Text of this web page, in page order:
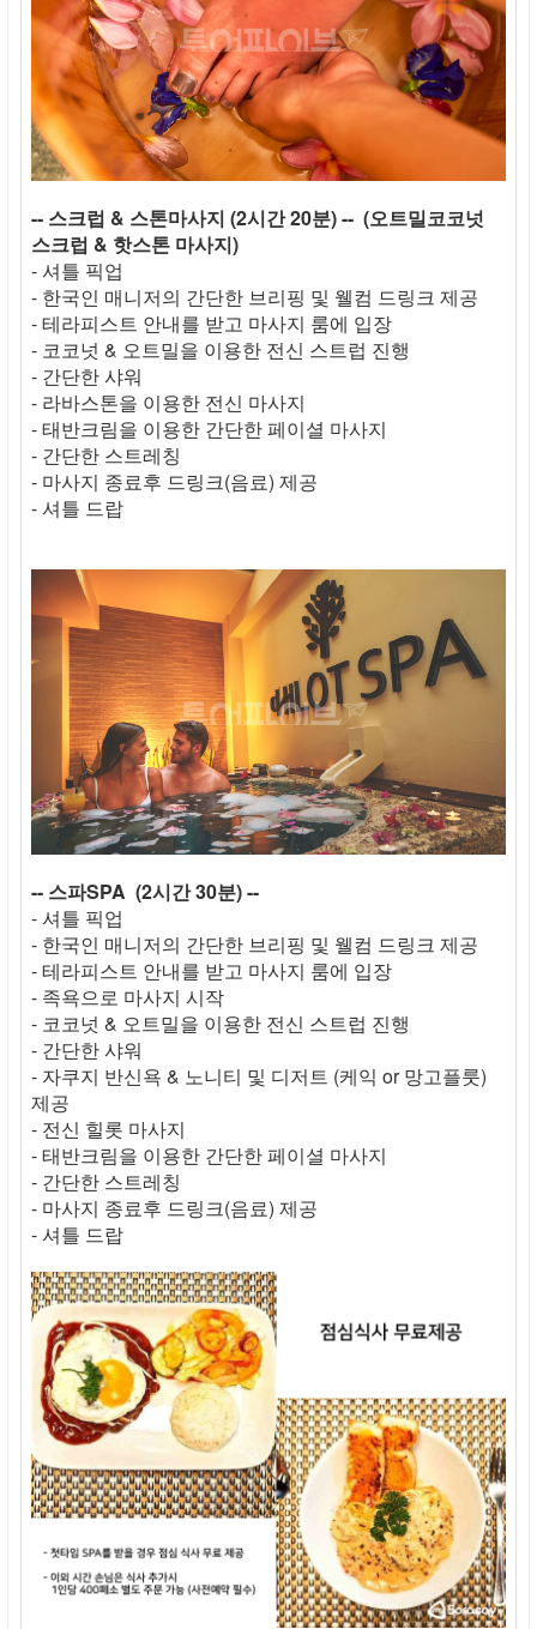
-- 스크럽 & 스톤마사지 (2시간 20분) -- (오트밀코코넛
스크럽 & 핫스톤 마사지)
- 셔틀 픽업
- 한국인 매니저의 간단한 브리핑 및 웰컴 드링크 제공
- 테라피스트 안내를 받고 마사지 룸에 입장
- 코코넛 & 오트밀을 이용한 전신 스트럽 진행
- 간단한 샤워
- 라바스톤을 이용한 전신 마사지
- 태반크림을 이용한 간단한 페이셜 마사지
- 간단한 스트레칭
- 마사지 종료후 드링크(음료) 제공
- 셔틀 드랍
-- 스파SPA (2시간 30분) --
- 셔틀 픽업
- 한국인 매니저의 간단한 브리핑 및 웰컴 드링크 제공
- 테라피스트 안내를 받고 마사지 룸에 입장
- 족욕으로 마사지 시작
- 코코넛 & 오트밀을 이용한 전신 스트럽 진행
- 간단한 샤워
- 자쿠지 반신욕 & 노니티 및 디저트 (케익 or 망고플룻)
제공
- 전신 힐롯 마사지
- 태반크림을 이용한 간단한 페이셜 마사지
- 간단한 스트레칭
- 마사지 종료후 드링크(음료) 제공
- 셔틀 드랍